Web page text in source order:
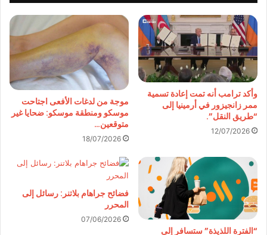
وأكد ترامب أنه تمت إعادة تسمية
ممر زانجيزور في أرمينيا إلى
“طريق النقل”.
12/07/2026
موجة من لدغات الأفعى اجتاحت
موسكو ومنطقة موسكو: ضحايا غير
متوقعين…
18/07/2026
“الفترة اللذيذة” ستسافر إلى
فضائح جراهام بلاتنر: رسائل إلى
المحرر
07/06/2026